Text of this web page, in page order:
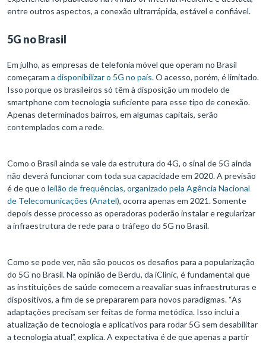
entre outros aspectos, a conexão ultrarrápida, estável e confiável.
5G no Brasil
Em julho, as empresas de telefonia móvel que operam no Brasil
começaram a disponibilizar o 5G no país. O acesso, porém, é limitado.
Isso porque os brasileiros só têm à disposição um modelo de
smartphone com tecnologia suficiente para esse tipo de conexão.
Apenas determinados bairros, em algumas capitais, serão
contemplados com a rede.
Como o Brasil ainda se vale da estrutura do 4G, o sinal de 5G ainda
não deverá funcionar com toda sua capacidade em 2020. A previsão
é de que o leilão de frequências, organizado pela Agência Nacional
de Telecomunicações (Anatel), ocorra apenas em 2021. Somente
depois desse processo as operadoras poderão instalar e regularizar
a infraestrutura de rede para o tráfego do 5G no Brasil.
Como se pode ver, não são poucos os desafios para a popularização
do 5G no Brasil. Na opinião de Berdu, da iClinic, é fundamental que
as instituições de saúde comecem a reavaliar suas infraestruturas e
dispositivos, a fim de se prepararem para novos paradigmas. “As
adaptações precisam ser feitas de forma metódica. Isso inclui a
atualização de tecnologia e aplicativos para rodar 5G sem desabilitar
a tecnologia atual”, explica. A expectativa é de que apenas a partir